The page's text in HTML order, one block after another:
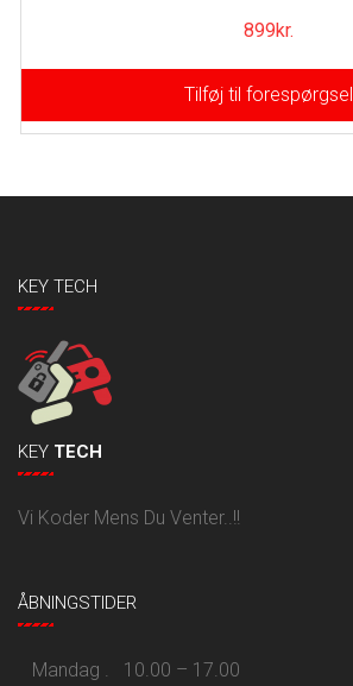
899kr.
Tilføj til forespørgsel
KEY TECH
KEY TECH
Vi Koder Mens Du Venter..!!
ÅBNINGSTIDER
Mandag . 10.00 – 17.00